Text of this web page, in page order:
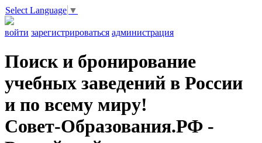
Select Language ▼
войти зарегистрироваться администрация
Поиск и бронирование
учебных заведений в России
и по всему миру!
Совет-Образования.РФ -